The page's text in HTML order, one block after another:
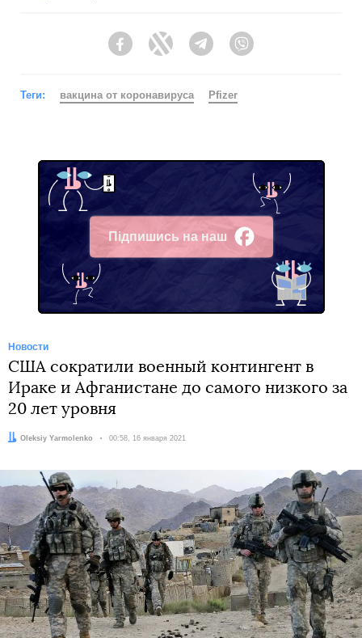
FacebookTwitter Telegram
Теги: вакцина от коронавируса Pfizer
Підпишись на наш
Facebook
Новости
США сократили военный контингент в
Ираке и Афганистане до самого низкого за
20 лет уровня
Автор:
Oleksiy Yarmolenko Дата:
00:58, 16 января 2021